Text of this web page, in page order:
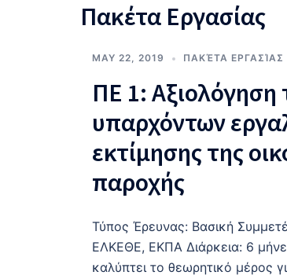
Πακέτα Εργασίας
MAY 22, 2019 ΠΑΚΈΤΑ ΕΡΓΑΣΊΑΣ
ΠΕ 1: Αξιολόγηση
υπαρχόντων
εκτίμησης της
παροχής
Τύπος Έρευνας: Βασική
ΕΛΚΕΘΕ, ΕΚΠΑ Διάρκεια: 6
καλύπτει το θεωρητικό μέρος